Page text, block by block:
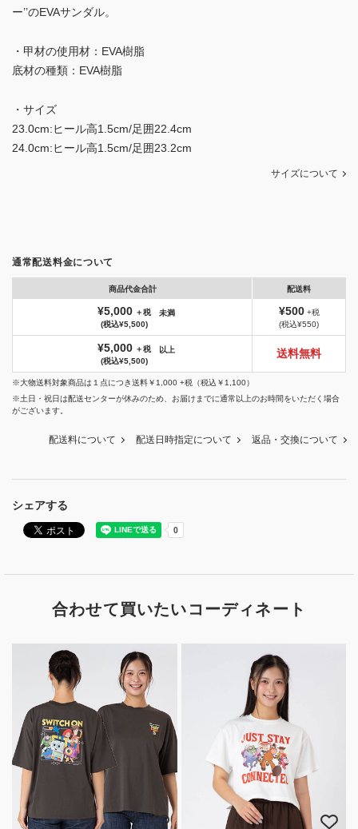
シェアする
ー’’のEVAサンダル。
・甲材の使用材：EVA樹脂
底材の種類：EVA樹脂
・サイズ
23.0cm:ヒール高1.5cm/足囲22.4cm
24.0cm:ヒール高1.5cm/足囲23.2cm
サイズについて
通常配送料金について
商品代金合計 配送料
¥5,000 ＋税
(税込¥5,500)
未満 ¥500+税
(税込¥550)
¥5,000 ＋税
(税込¥5,500)
以上 送料無料
※大物送料対象商品は１点につき送料￥1,000 +税（税込￥1,100）
※土日・祝日は配送センターが休みのため、お届けまでに通常以上のお時間をいただく場合
がございます。
配送料について 配送日時指定について 返品・交換について
合わせて買いたいコーディネート